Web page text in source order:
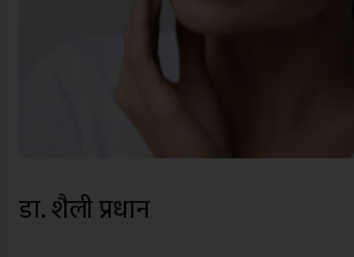
डा. शैली प्रधान